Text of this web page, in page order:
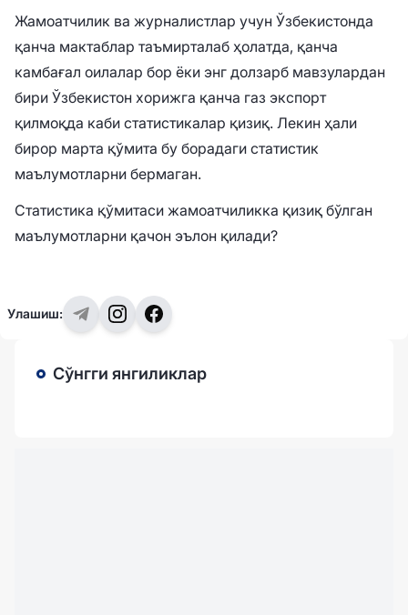
Жамоатчилик ва журналистлар учун Ўзбекистонда
қанча мактаблар таъмирталаб ҳолатда, қанча
камбағал оилалар бор ёки энг долзарб мавзулардан
бири Ўзбекистон хорижга қанча газ экспорт
қилмоқда каби статистикалар қизиқ. Лекин ҳали
бирор марта қўмита бу борадаги статистик
маълумотларни бермаган.
Статистика қўмитаси жамоатчиликка қизиқ бўлган
маълумотларни қачон эълон қилади?
Улашиш:
Сўнгги янгиликлар